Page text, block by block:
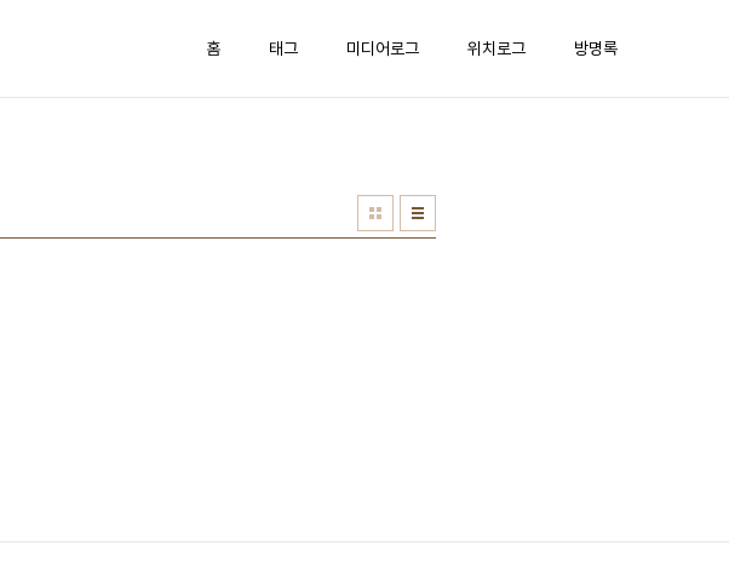
홈 태그 미디어로그 위치로그 방명록